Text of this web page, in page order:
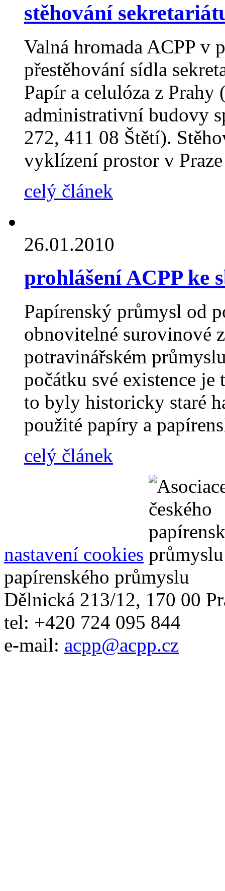
stěhování
Valná hromada ACPP v
přestěhování sídla
Papír a celulóza z Prahy
administrativní budovy
272, 411 08 Štětí).
vyklízení prostor v
celý článek
26.01.2010
prohlášení ACPP ke
Papírenský průmysl od
obnovitelné surovinové
potravinářském
počátku své existence
to byly historicky staré
použité papíry a
celý článek
nastavení cookies
papírenského průmyslu
Dělnická 213/12, 170 00
tel: +420 724 095 844
e-mail: acpp@acpp.cz